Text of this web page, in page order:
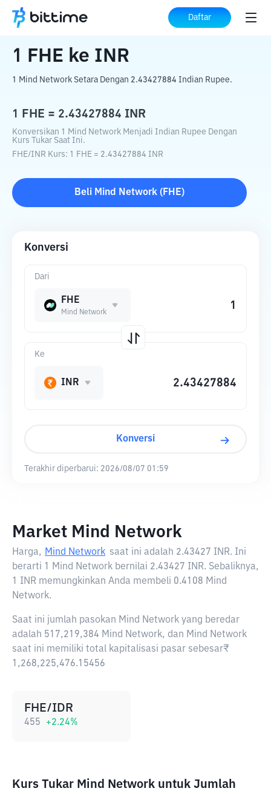
Daftar
Beranda Konverter Kripto ke INR
1 FHE ke INR
1 Mind Network Setara Dengan 2.43427884 Indian Rupee.
1 FHE = 2.43427884 INR
Konversikan 1 Mind Network Menjadi Indian Rupee Dengan
Kurs Tukar Saat Ini.
FHE/INR Kurs: 1 FHE = 2.43427884 INR
Beli Mind Network ( FHE)
Konversi
Dari
FHE
Mind Network
Ke
INR
Konversi
Terakhir diperbarui: 2026/08/07 01:59
Market Mind Network
Harga, Mind Network saat ini adalah 2.43427 INR. Ini
berarti 1 Mind Network bernilai 2.43427 INR. Sebaliknya,
1 INR memungkinkan Anda membeli 0.4108 Mind
Network.
Saat ini jumlah pasokan Mind Network yang beredar
adalah 517,219,384 Mind Network, dan Mind Network
saat ini memiliki total kapitalisasi pasar sebesar₹
1,268,225,476.15456
FHE/IDR
455 +2.24%
Kurs Tukar Mind Network untuk Jumlah